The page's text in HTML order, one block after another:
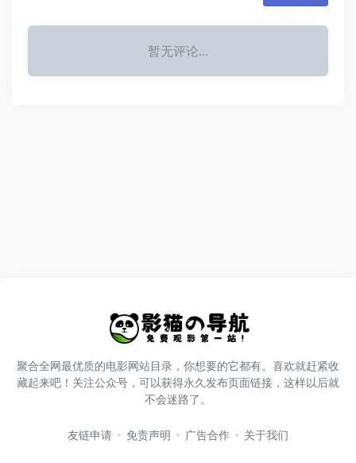
暂无评论...
聚合全网最优质的电影网站目录，你想要的它都有。喜欢就赶紧收
藏起来吧！关注公众号，可以获得永久发布页面链接，这样以后就
不会迷路了。
友链申请 免责声明 广告合作 关于我们